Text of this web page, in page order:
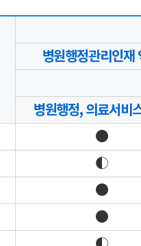
병원행정관리인재
병원행정, 의료서비
●
◐
●
●